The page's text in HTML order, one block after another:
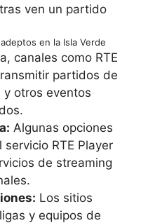
en la Isla Verde
canales como RTE
partidos de
otros eventos
Algunas opciones
RTE Player
de streaming
Los sitios
y equipos de